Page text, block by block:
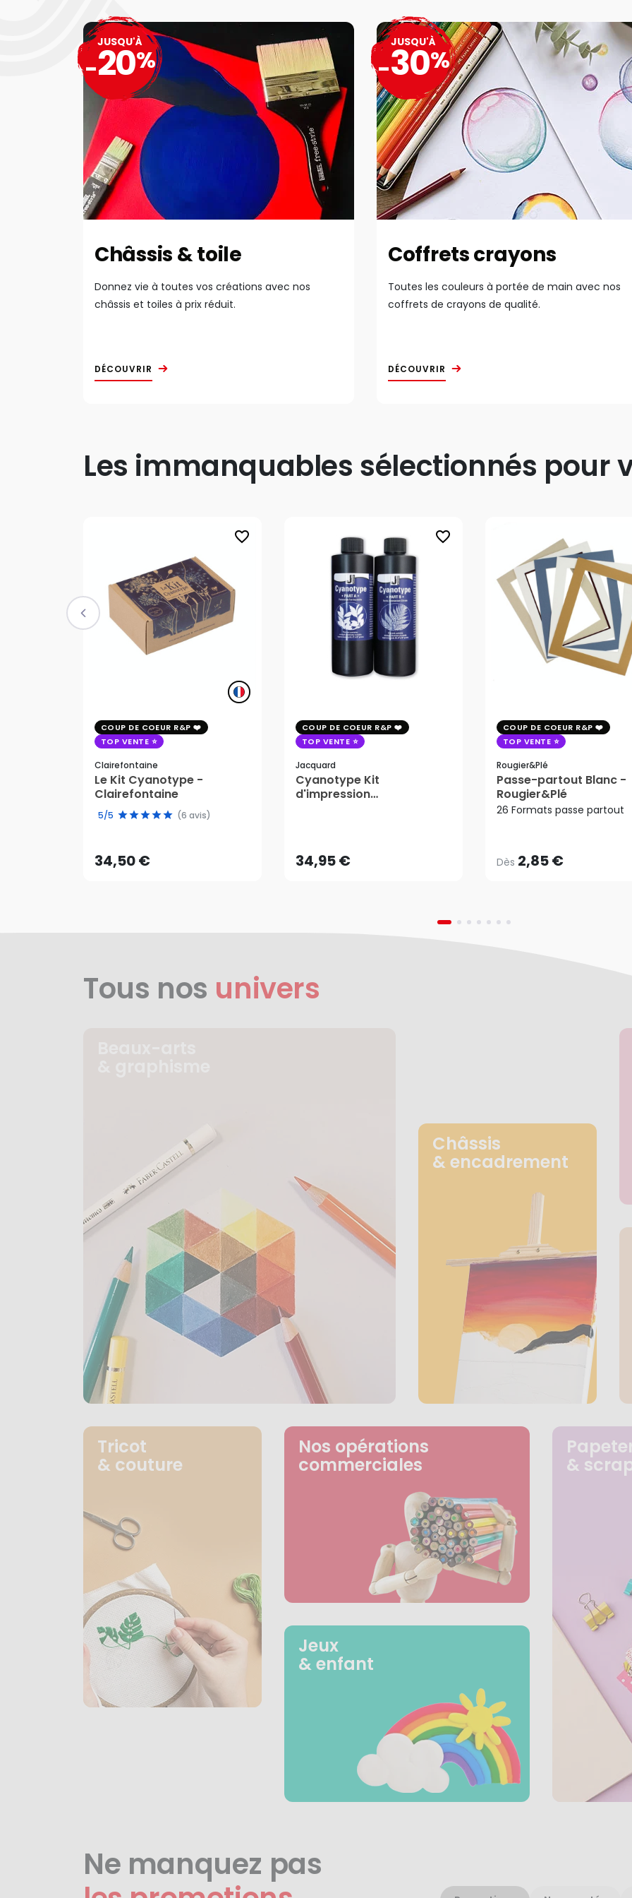
Châssis & toile
Donnez vie à toutes vos créations avec nos
châssis et toiles à prix réduit.
DÉCOUVRIR
JUSQU'À
-20%
Coffrets crayons
Toutes les couleurs à portée de main avec nos
coffrets de crayons de qualité.
DÉCOUVRIR
JUSQU'À
-30%
Les immanquables sélectionnés pour
favorite_border
COUP DE COEUR R&P
TOP VENTE
Clairefontaine
Le Kit Cyanotype -
Clairefontaine
5/5 (6 avis)
34,50 €
34,50 €
AJOUTER AU PANIER
favorite_border
COUP DE COEUR R&P
TOP VENTE
Jacquard
Cyanotype Kit
d'impression
34,95 €AJOUTER AU PANIER
COUP DE COEUR R&P
TOP VENTE
Rougier&plé
Passe-partout Blanc -
Rougier&Plé
26 Formats passe partout
Dès 2,85 €
Dès2,85 €
Tous nos univers
Châssis
& encadrement
Tricot
& couture
Nos opérations
commerciales
Jeux
& enfant
&
Ne manquez pas